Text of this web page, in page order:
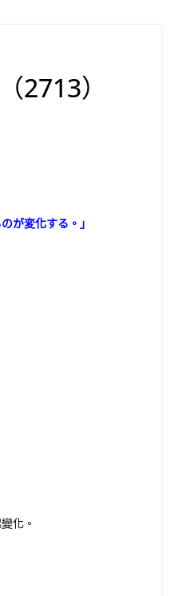
2713）
が変化する。」
化。